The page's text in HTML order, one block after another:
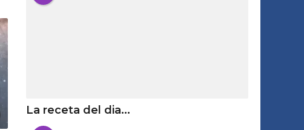
La receta del dia...